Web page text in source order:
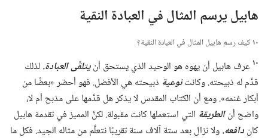
هابيل يرسم المثال في العبادة النقية
١٠كيف رسم هابيل المثال في العبادة النقية؟‏
١٠ عرف هابيل أن يهوه هو الوحيد الذي يستحق أنيتلقَّى العبادة.‏لذلك
قدَّم له ذبيحته.‏ وكانتنوعية ذبيحته هي الأفضل.‏ فهو أحضر «بعضًا من
أبكار غنمه».‏ ومع أن الكتاب المقدس لا يذكر هل قدَّمها على مذبح أم لا،‏
واضح أنالطريقة التي استعملها كانت مقبولة.‏ لكنَّ المميز في تقدمة هابيل
كاندافعه.‏ولا نزال بعد ستة آلاف سنة تقريبًا نتعلَّم من مثاله الجيد.‏ فكل ما